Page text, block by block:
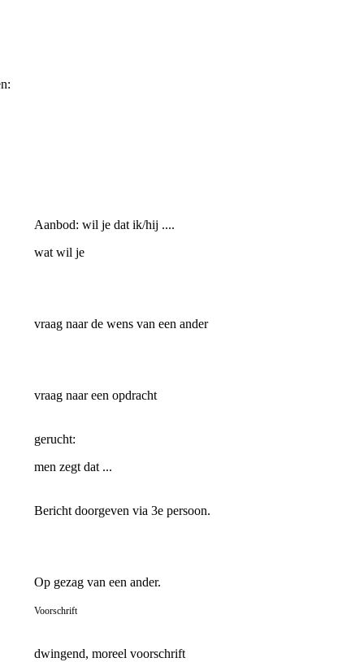
Aanbod: wil je dat ik/hij ....
wat wil je
vraag naar de wens van een ander
vraag naar een opdracht
gerucht:
men zegt dat ...
Bericht doorgeven via 3e persoon.
Op gezag van een ander.
Voorschrift
dwingend, moreel voorschrift